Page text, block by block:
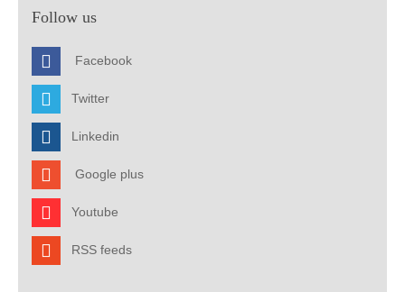
Follow us
Facebook
Twitter
Linkedin
Google plus
Youtube
RSS feeds